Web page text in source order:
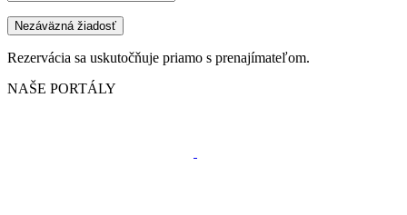
Nezáväzná žiadosť
Rezervácia sa uskutočňuje priamo s prenajímateľom.
NAŠE PORTÁLY